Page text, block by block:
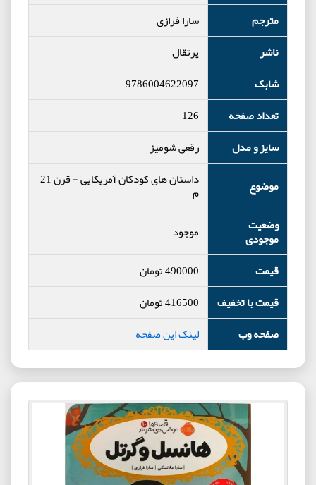
مترجم
سارا فرازی
ناشر
پرتقال
شابک
9786004622097
تعداد صفحه
126
سایز و مدل
رقعی شومیز
موضوع
داستان های کودکان آمریکایی- قرن 21
م
وضعیت
موجودی
موجود
قیمت
490000تومان
قیمت با تخفیف
416500تومان
صفحه وب
لینک این صفحه